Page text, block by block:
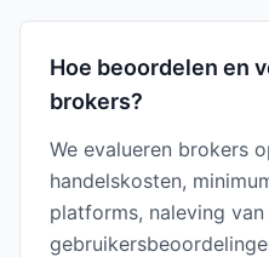
Hoe beoordelen en
brokers?
We evalueren brokers
handelskosten,
platforms, naleving